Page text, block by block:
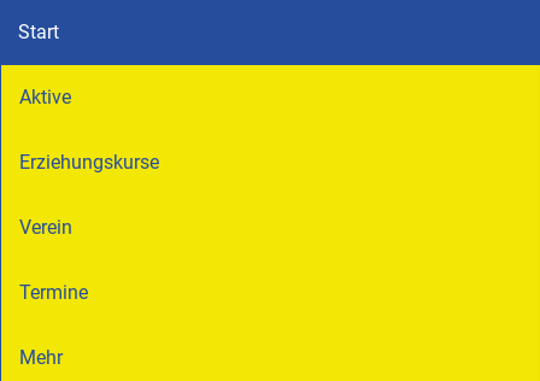
Start
Aktive
Erziehungskurse
Verein
Termine
Mehr